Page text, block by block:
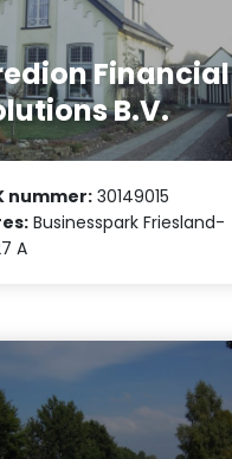
Financial
B.V.
nummer: 30149015
Businesspark Friesland-
A